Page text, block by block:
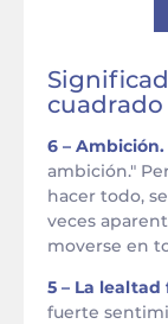
6 – Ambición.
ambición."
hacer todo,
veces
moverse en
5 – La lealtad
fuerte